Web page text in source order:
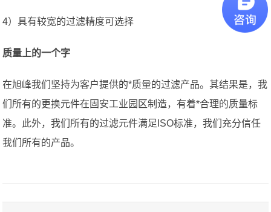
4）具有较宽的过滤精度可选择
质量上的一个字
在旭峰我们坚持为客户提供的*质量的过滤产品。其结果是，我
们所有的更换元件在固安工业园区制造，有着*合理的质量标
准。此外，我们所有的过滤元件满足ISO标准，我们充分信任
我们所有的产品。